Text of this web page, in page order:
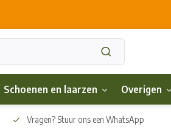
Schoenen en laarzen Overigen
Vragen? Stuur ons een WhatsApp